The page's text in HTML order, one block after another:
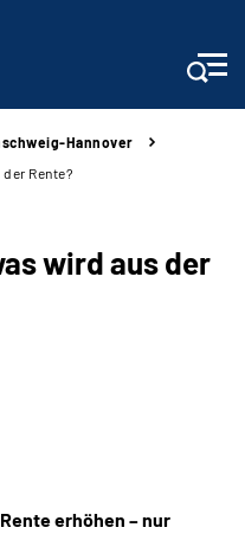
Hannover
Rente?
wird aus der
erhöhen – nur